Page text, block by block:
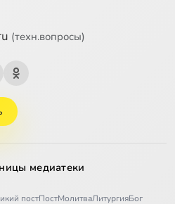
(техн.вопросы)
медиатеки
постПостМолитваЛитургияБог